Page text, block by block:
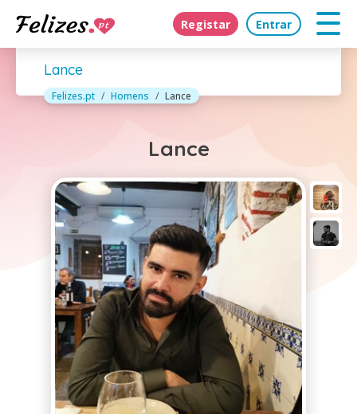
Registar Entrar
Lance
Felizes.pt Homens Lance
Lance